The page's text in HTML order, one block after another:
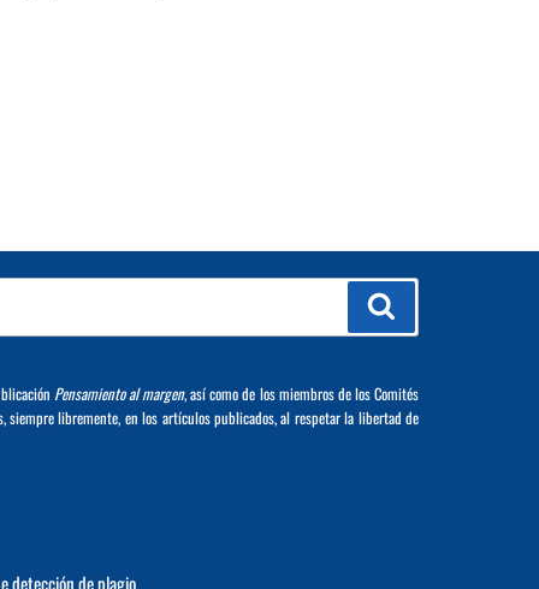
Pensamiento al margen, así como de los miembros de los Comités
siempre libremente, en los artículos publicados, al respetar la libertad de
detección de plagio